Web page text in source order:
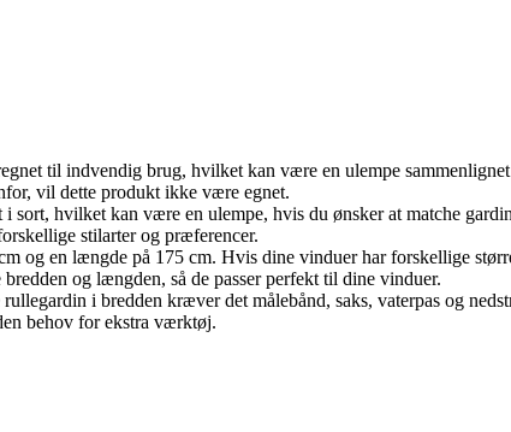
til indvendig brug, hvilket kan være en ulempe
vil dette produkt ikke være egnet.
sort, hvilket kan være en ulempe, hvis du ønsker at matche
stilarter og præferencer.
og en længde på 175 cm. Hvis dine vinduer har forskellige
og længden, så de passer perfekt til dine vinduer.
rullegardin i bredden kræver det målebånd, saks, vaterpas og
behov for ekstra værktøj.